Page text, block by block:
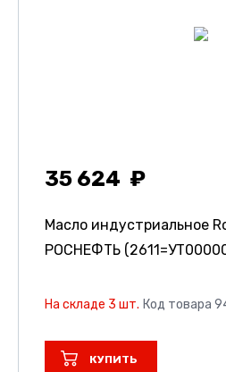
35 624
Масло индустриальное
РОСНЕФТЬ
На складе 3 шт. Код товара
КУПИТЬ